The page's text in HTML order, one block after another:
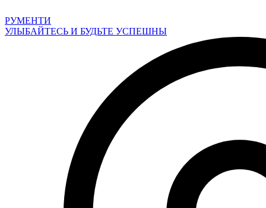
к
содержимому
РУМЕНТИ
УЛЫБАЙТЕСЬ И БУДЬТЕ УСПЕШНЫ